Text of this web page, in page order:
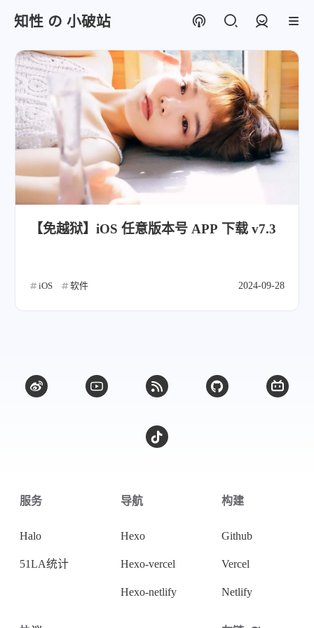
知性 の 小破站
【免越狱】iOS 任意版本号 APP 下载 v7.3
iOS 软件 2024-09-28
服务
Halo
51LA统计
导航
Hexo
Hexo-vercel
Hexo-netlify
构建
Github
Vercel
Netlify